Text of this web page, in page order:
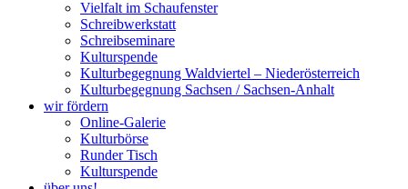
Vielfalt im Schaufenster
Schreibwerkstatt
Schreibseminare
Kulturspende
Kulturbegegnung Waldviertel – Niederösterreich
Kulturbegegnung Sachsen / Sachsen-Anhalt
wir fördern
Online-Galerie
Kulturbörse
Runder Tisch
Kulturspende